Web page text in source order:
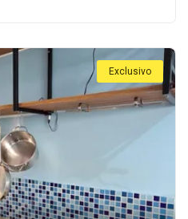
Exclusivo